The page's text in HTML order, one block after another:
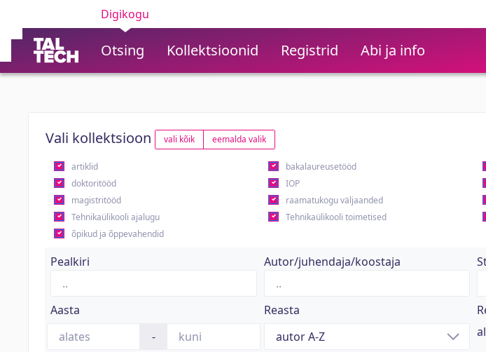
Digikogu
Otsing Kollektsioonid Registrid Abi ja info
Vali kollektsioon vali kõik eemalda valik
artiklid bakalaureusetööd
doktoritööd
IOP
magistritööd
raamatukogu väljaanded
Tehnikaülikooli ajalugu
Tehnikaülikooli toimetised
õpikud ja õppevahendid
Pealkiri Autor/juhendaja/koostaja
Aasta
-
Reasta